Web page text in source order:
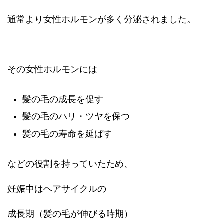
通常より女性ホルモンが多く分泌されました。
その女性ホルモンには
髪の毛の成長を促す
髪の毛のハリ・ツヤを保つ
髪の毛の寿命を延ばす
などの役割を持っていたため、
妊娠中はヘアサイクルの
成長期（髪の毛が伸びる時期）